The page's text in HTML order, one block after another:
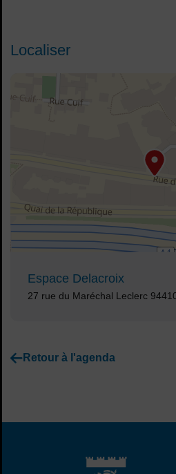
Localiser
Voir plan
Espace Delacroix
Adresse :
27 rue du Maréchal Leclerc
Retour à l'agenda